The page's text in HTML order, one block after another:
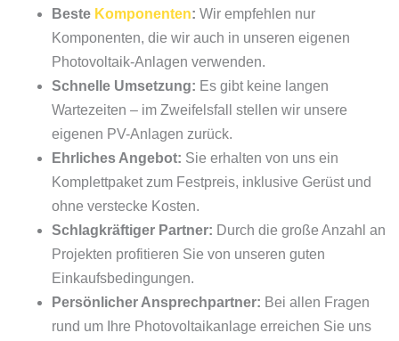
Beste Komponenten: Wir empfehlen nur
Komponenten, die wir auch in unseren eigenen
Photovoltaik-Anlagen verwenden.
Schnelle Umsetzung: Es gibt keine langen
Wartezeiten – im Zweifelsfall stellen wir unsere
eigenen PV-Anlagen zurück.
Ehrliches Angebot: Sie erhalten von uns ein
Komplettpaket zum Festpreis, inklusive Gerüst und
ohne verstecke Kosten.
Schlagkräftiger Partner: Durch die große Anzahl an
Projekten profitieren Sie von unseren guten
Einkaufsbedingungen.
Persönlicher Ansprechpartner: Bei allen Fragen
rund um Ihre Photovoltaikanlage erreichen Sie uns